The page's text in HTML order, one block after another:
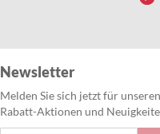
Newsletter
Melden Sie sich jetzt für
Rabatt-Aktionen und